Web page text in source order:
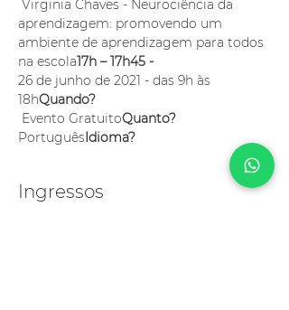
aprendizagem: promovendo um
ambiente de aprendizagem para todos
na escola17h – 17h45 -
26 de junho de 2021 - das 9h às
18hQuando?
Evento GratuitoQuanto?
PortuguêsIdioma?
Ingressos